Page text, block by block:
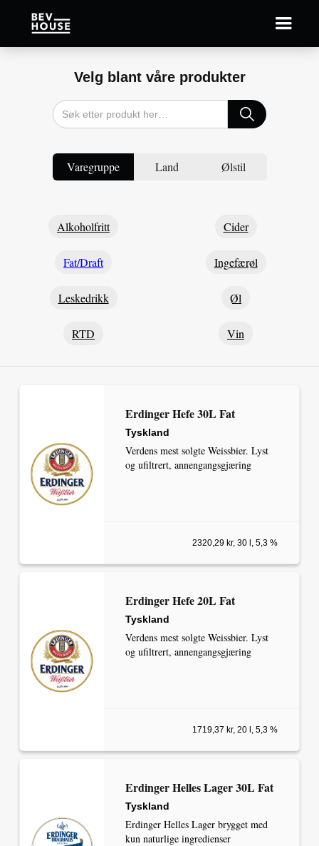
Velg blant våre produkter
Varegruppe Land Ølstil
Alkoholfritt Cider
Fat/Draft Ingefærøl
Leskedrikk Øl
RTD Vin
Erdinger Hefe 30L Fat
Tyskland
Verdens mest solgte Weissbier. Lyst
og ufiltrert, annengangsgjæring
2320,29 kr, 30 l, 5,3 %
Erdinger Hefe 20L Fat
Tyskland
Verdens mest solgte Weissbier. Lyst
og ufiltrert, annengangsgjæring
1719,37 kr, 20 l, 5,3 %
Erdinger Helles Lager 30L Fat
Tyskland
Erdinger Helles Lager brygget med
kun naturlige ingredienser